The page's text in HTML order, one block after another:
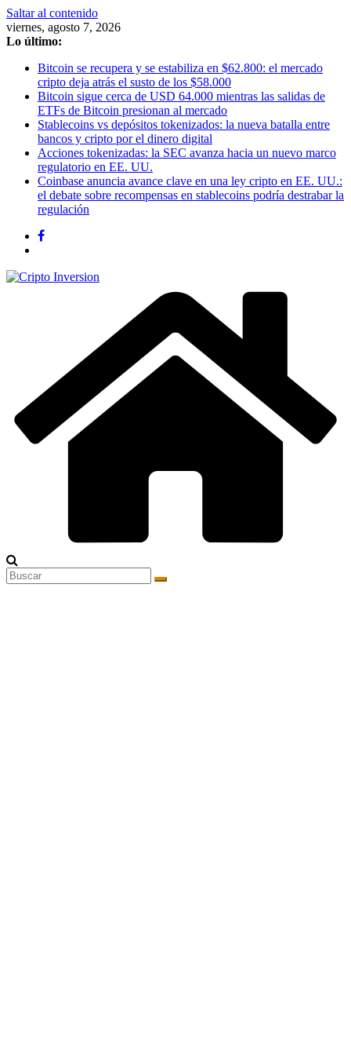
Saltar al contenido
viernes, agosto 7, 2026
Lo último:
Bitcoin se recupera y se estabiliza en $62.800: el mercado
cripto deja atrás el susto de los $58.000
Bitcoin sigue cerca de USD 64.000 mientras las salidas de
ETFs de Bitcoin presionan al mercado
Stablecoins vs depósitos tokenizados: la nueva batalla entre
bancos y cripto por el dinero digital
Acciones tokenizadas: la SEC avanza hacia un nuevo marco
regulatorio en EE. UU.
Coinbase anuncia avance clave en una ley cripto en EE. UU.:
el debate sobre recompensas en stablecoins podría destrabar la
regulación